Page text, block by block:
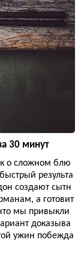
30 минут
о сложном блю
результа
создают сытн
а готовит
мы привыкли
доказыва
ужин побежда